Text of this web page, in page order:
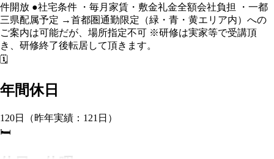
件開放 ●社宅条件 ・毎月家賃・敷金礼金全額会社負担 ・一都
三県配属予定 →首都圏通勤限定（緑・青・黄エリア内）への
ご案内は可能だが、場所指定不可 ※研修は実家等で受講頂
き、研修終了後転居して頂きます。
🗓️
年間休日
120日（昨年実績：121日）
🛏️